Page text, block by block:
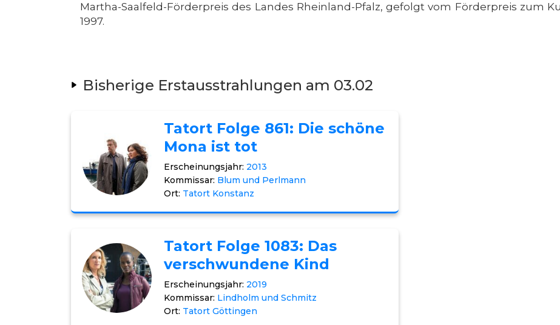
Martha-Saalfeld-Förderpreis des Landes Rheinland-Pfalz, gefolgt vom Förderpreis zum
1997.
Bisherige Erstausstrahlungen am 03.02
Tatort Folge 861: Die schöne
Mona ist tot
Erscheinungsjahr: 2013
Kommissar: Blum und Perlmann
Ort: Tatort Konstanz
Tatort Folge 1083: Das
verschwundene Kind
Erscheinungsjahr: 2019
Kommissar: Lindholm und Schmitz
Ort: Tatort Göttingen